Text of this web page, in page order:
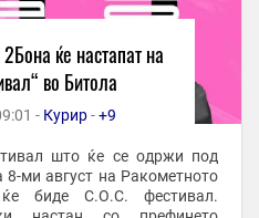
ќе настапат на
во Битола
- Курир-+9
што ќе се одржи под
8-ми август на Ракометното
биде С.О.С. фестивал.